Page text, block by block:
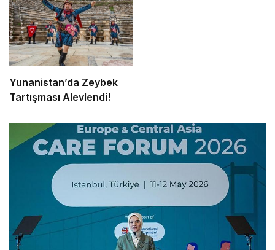
Yunanistan’da Zeybek
Tartışması Alevlendi!